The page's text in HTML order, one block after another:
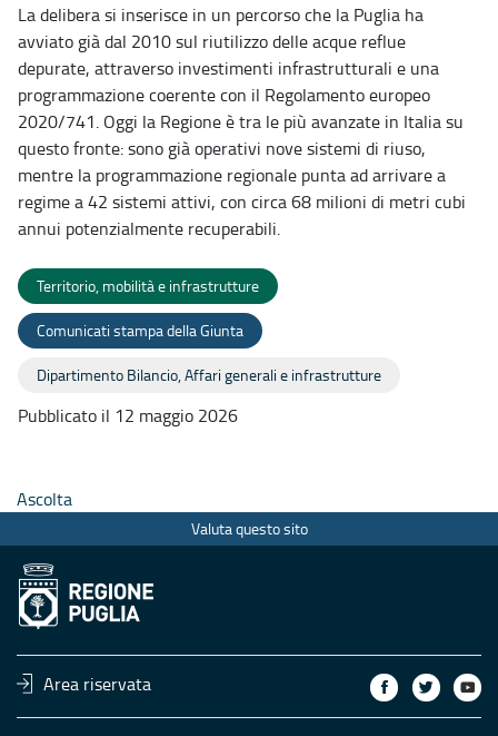
La delibera si inserisce in un percorso che la Puglia ha
avviato già dal 2010 sul riutilizzo delle acque reflue
depurate, attraverso investimenti infrastrutturali e una
programmazione coerente con il Regolamento europeo
2020/741. Oggi la Regione è tra le più avanzate in Italia su
questo fronte: sono già operativi nove sistemi di riuso,
mentre la programmazione regionale punta ad arrivare a
regime a 42 sistemi attivi, con circa 68 milioni di metri cubi
annui potenzialmente recuperabili.
Territorio, mobilità e infrastrutture
Comunicati stampa della Giunta
Dipartimento Bilancio, Affari generali e infrastrutture
Pubblicato il 12 maggio 2026
Ascolta
Valuta questo sito
Area riservata